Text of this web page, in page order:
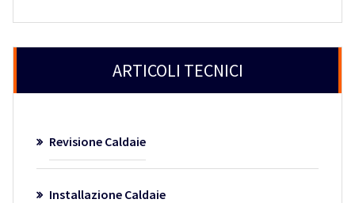
ARTICOLI TECNICI
Revisione Caldaie
Installazione Caldaie